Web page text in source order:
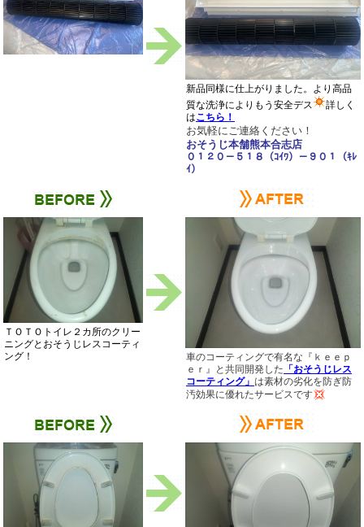
新品同様に仕上がりました。より高品
質な洗浄によりもう安全デス
詳しく
はこちら！
お気軽にご連絡ください！
おそうじ本舗熊本合志店
０１２０－５１８（ｺｲﾜ）－９０１（ｷﾚ
ｲ）
ＴＯＴＯトイレ２カ所のクリー
ニングとおそうじレスコーティ
ング！
車のコーティングで有名な『ｋｅｅｐ
ｅｒ』と共同開発した 「おそうじレス
コーティング」 は素材の劣化を防ぎ防
汚効果に優れたサービスです